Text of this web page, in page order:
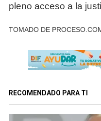
pleno acceso a la
TOMADO DE
RECOMENDADO PARA TI